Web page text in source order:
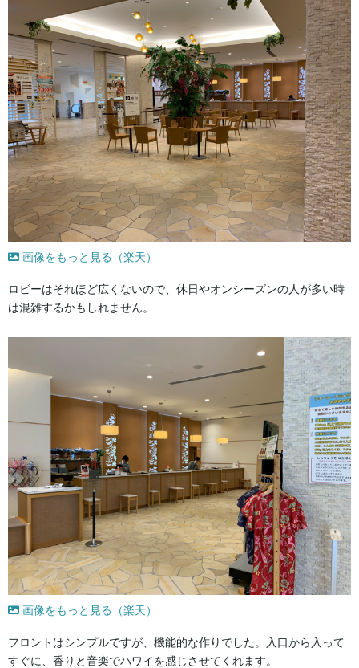
画像をもっと見る（楽天）
ロビーはそれほど広くないので、休日やオンシーズンの人が多い時
は混雑するかもしれません。
画像をもっと見る（楽天）
フロントはシンプルですが、機能的な作りでした。入口から入って
すぐに、香りと音楽でハワイを感じさせてくれます。